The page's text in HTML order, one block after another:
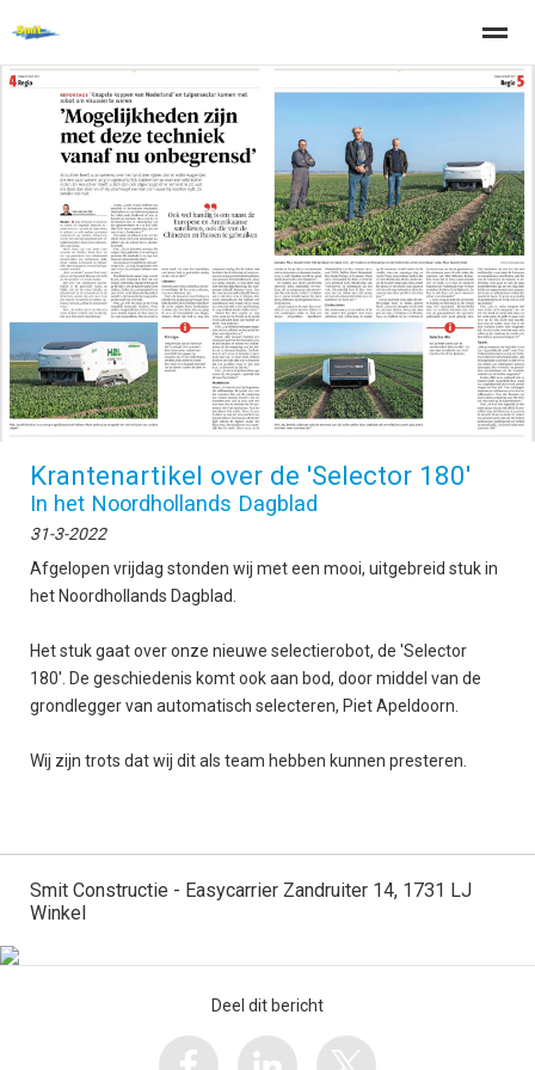
Home Zoeken Nieuws Pagina's
Krantenartikel over de 'Selector 180'
In het Noordhollands Dagblad
31-3-2022
Afgelopen vrijdag stonden wij met een mooi, uitgebreid stuk in
het Noordhollands Dagblad.
Het stuk gaat over onze nieuwe selectierobot, de 'Selector
180'. De geschiedenis komt ook aan bod, door middel van de
grondlegger van automatisch selecteren, Piet Apeldoorn.
Wij zijn trots dat wij dit als team hebben kunnen presteren.
Smit Constructie - Easycarrier Zandruiter 14, 1731 LJ
Winkel
Deel dit bericht